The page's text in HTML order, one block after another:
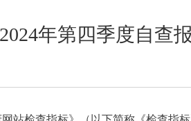
年第四季度自查